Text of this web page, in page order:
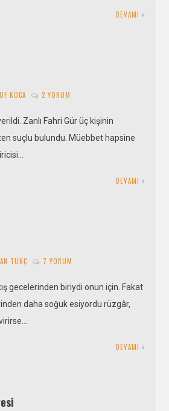
DEVAMI
KOCA 2 YORUM
Zanlı Fahri Gür üç kişinin
suçlu bulundu. Müebbet hapsine
DEVAMI
TUNÇ 7 YORUM
gecelerinden biriydi onun için. Fakat
daha soğuk esiyordu rüzgâr,
DEVAMI